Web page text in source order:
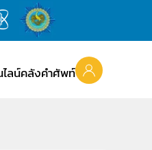
ลน์คลังคำศัพท์